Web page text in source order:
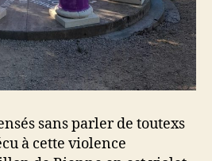
sans parler de toutexs
à cette violence